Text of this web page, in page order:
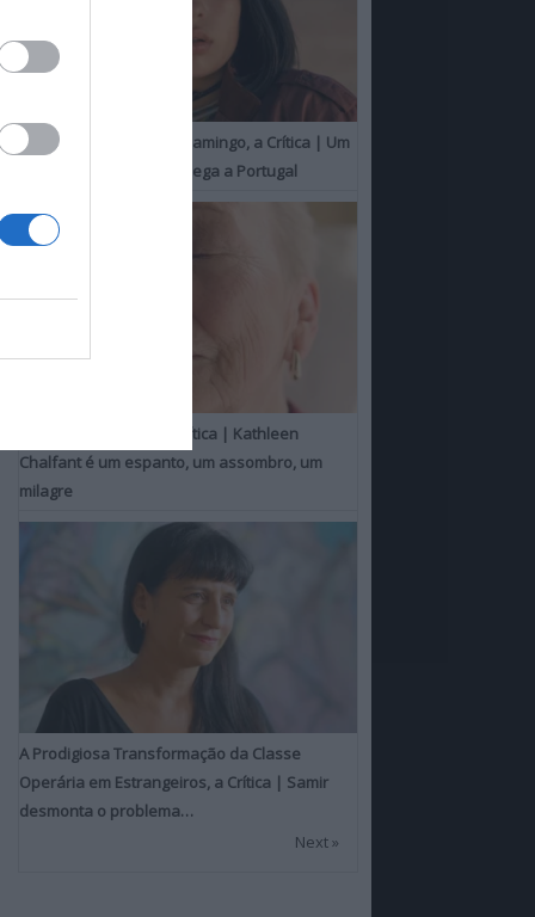
O Misterioso Olhar do Flamingo, a Crítica | Um
Campeão de Cannes chega a Portugal
Um Toque Familiar, a Crítica | Kathleen
Chalfant é um espanto, um assombro, um
milagre
A Prodigiosa Transformação da Classe
Operária em Estrangeiros, a Crítica | Samir
desmonta o problema…
Next »